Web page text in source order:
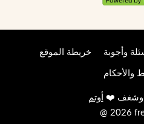
خريطة الموقع وأجوبة
والأحكام
وشغف ❤️ أوتم
@ 2026